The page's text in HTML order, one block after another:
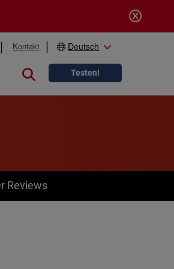
Kontakt Deutsch
Close search
Testen!
Reviews